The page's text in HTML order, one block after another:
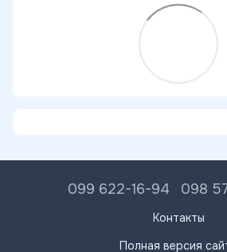
099 622-16-94 098
Контакты
Полная версия